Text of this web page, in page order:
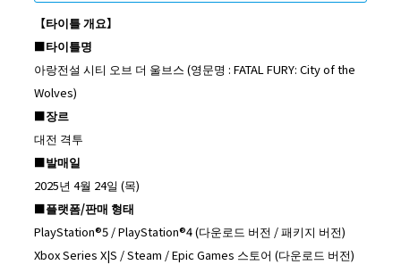
【타이틀 개요】
■타이틀명
아랑전설 시티 오브 더 울브스 (영문명 : FATAL FURY: City of the
Wolves)
■장르
대전 격투
■발매일
2025년 4월 24일 (목)
■플랫폼/판매 형태
PlayStation®5 / PlayStation®4 (다운로드 버전 / 패키지 버전)
Xbox Series X|S / Steam / Epic Games 스토어 (다운로드 버전)